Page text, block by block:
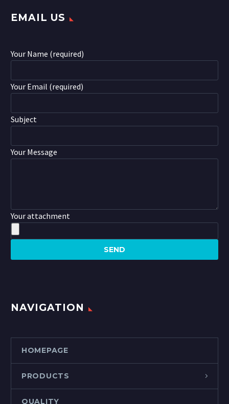
EMAIL US
Your Name (required)
Your Email (required)
Subject
Your Message
Your attachment
NAVIGATION
HOMEPAGE
PRODUCTS
QUALITY